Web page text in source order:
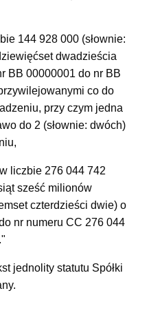
144 928 000 (słownie:
dwadzieścia
BB 00000001 do nr BB
co do
przy czym jedna
do 2 (słownie: dwóch)
liczbie 276 044 742
sześć milionów
czterdzieści dwie) o
nr numeru CC 276 044
jednolity statutu Spółki